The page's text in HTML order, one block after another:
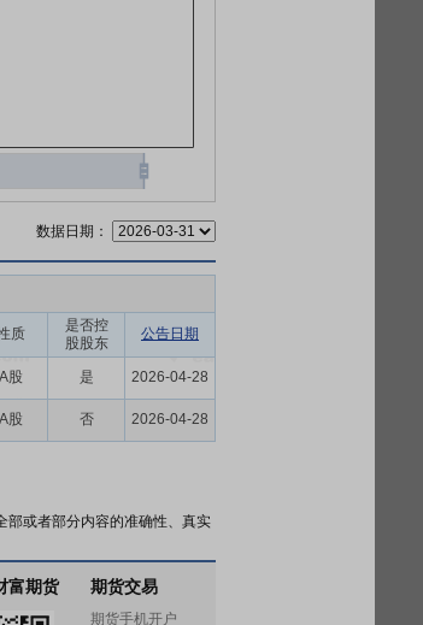
数据日期：
质
是否控
股股东
公告日期
股 是 2026-04-28
股 否 2026-04-28
部或者部分内容的准确性、真实
富期货 期货交易
期货手机开户